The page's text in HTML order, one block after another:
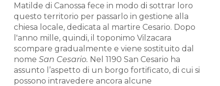
Matilde di Canossa fece in modo di sottrar loro
questo territorio per passarlo in gestione alla
chiesa locale, dedicata al martire Cesario. Dopo
l'anno mille, quindi, il toponimo Vilzacara
scompare gradualmente e viene sostituito dal
nome San Cesario. Nel 1190 San Cesario ha
assunto l’aspetto di un borgo fortificato, di cui si
possono intravedere ancora alcune